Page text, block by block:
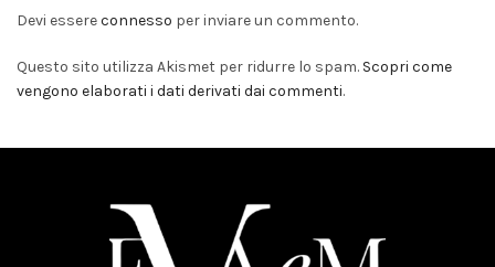
Devi essereconnesso per inviare un commento.
Questo sito utilizza Akismet per ridurre lo spam. Scopri come
vengono elaborati i dati derivati dai commenti.